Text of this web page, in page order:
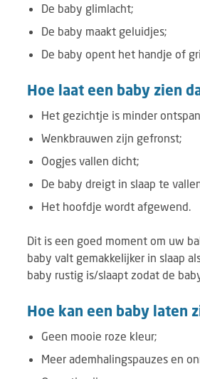
De baby glimlacht;
De baby maakt geluidjes;
De baby opent het handje of
Hoe laat een baby zien
Het gezichtje is minder
Wenkbrauwen zijn gefronst;
Oogjes vallen dicht;
De baby dreigt in slaap te
Het hoofdje wordt afgewend.
Dit is een goed moment om uw
baby valt gemakkelijker in slaap
baby rustig is/slaapt zodat de
Hoe kan een baby laten
Geen mooie roze kleur;
Meer ademhalingspauzes en